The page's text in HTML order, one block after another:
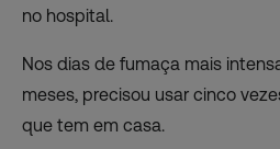
no hospital.
Nos dias de fumaça mais
meses, precisou usar cinco
que tem em casa.